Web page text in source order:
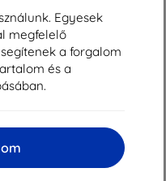
Egyesek
megfelelő
a forgalom
és a
Utolsó darab raktáron